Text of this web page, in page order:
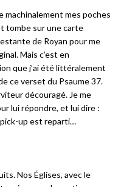
machinalement mes poches
tombe sur une carte
de Royan pour me
Mais c’est en
que j’ai été littéralement
ce verset du Psaume 37.
découragé. Je me
lui répondre, et lui dire :
pick-up est reparti…
Nos Églises, avec le